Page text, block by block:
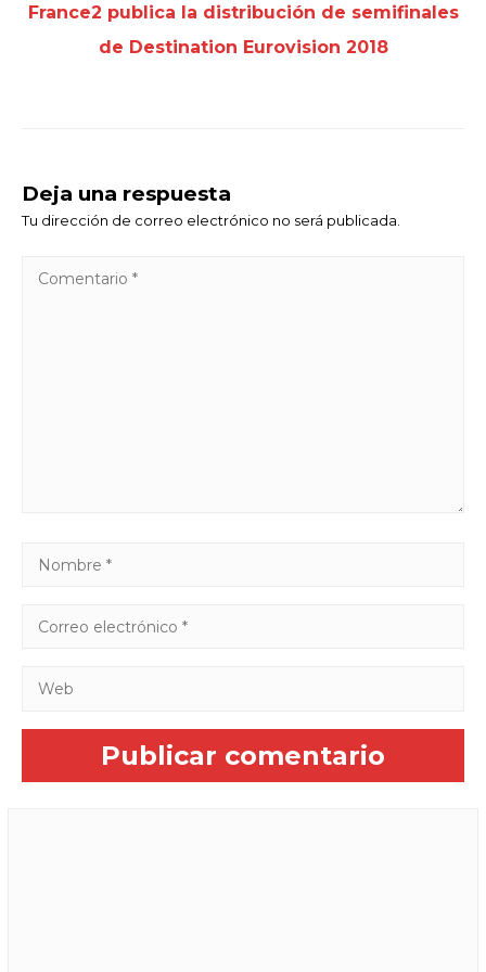
France2 publica la distribución de semifinales
de Destination Eurovision 2018
Deja una respuesta
Tu dirección de correo electrónico no será publicada.